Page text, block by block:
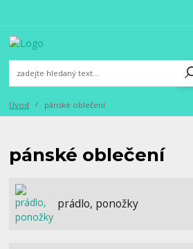
Úvod pánské oblečení
pánské oblečení
prádlo, ponožky